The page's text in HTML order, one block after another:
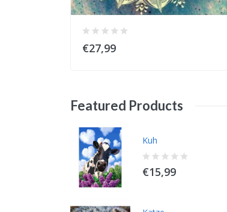
€27,99
Featured Products
Kuh
€15,99